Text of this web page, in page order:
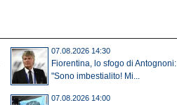
07.08.2026 14:30
Fiorentina, lo sfogo di Antognoni:
"Sono imbestialito! Mi...
07.08.2026 14:00